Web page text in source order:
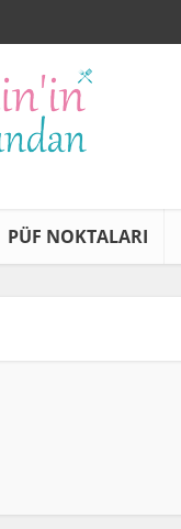
PÜF NOKTALARI